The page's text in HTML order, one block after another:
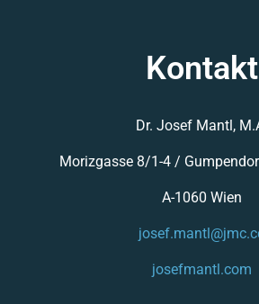
Kontakt
Dr. Josef Mantl,
Morizgasse 8/1-4 /
A-1060 Wien
josefmantl.com